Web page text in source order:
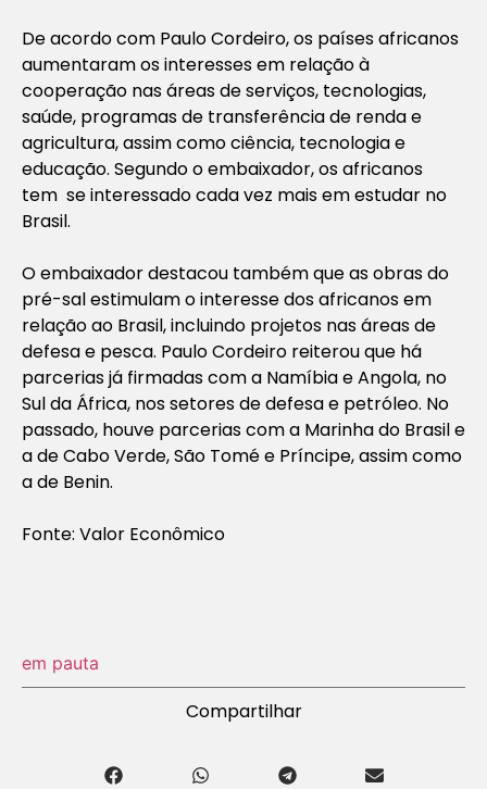
De acordo com Paulo Cordeiro, os países africanos
aumentaram os interesses em relação à
cooperação nas áreas de serviços, tecnologias,
saúde, programas de transferência de renda e
agricultura, assim como ciência, tecnologia e
educação. Segundo o embaixador, os africanos
tem se interessado cada vez mais em estudar no
Brasil.
O embaixador destacou também que as obras do
pré-sal estimulam o interesse dos africanos em
relação ao Brasil, incluindo projetos nas áreas de
defesa e pesca. Paulo Cordeiro reiterou que há
parcerias já firmadas com a Namíbia e Angola, no
Sul da África, nos setores de defesa e petróleo. No
passado, houve parcerias com a Marinha do Brasil e
a de Cabo Verde, São Tomé e Príncipe, assim como
a de Benin.
Fonte: Valor Econômico
em pauta
Compartilhar